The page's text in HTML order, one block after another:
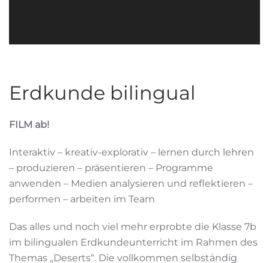
Erdkunde bilingual
FILM ab!
Interaktiv – kreativ-explorativ – lernen durch lehren
– produzieren – präsentieren – Programme
anwenden – Medien analysieren und reflektieren –
performen – arbeiten im Team
Das alles und noch viel mehr erprobte die Klasse 7b
im bilingualen Erdkundeunterricht im Rahmen des
Themas „Deserts“. Die vollkommen selbständig